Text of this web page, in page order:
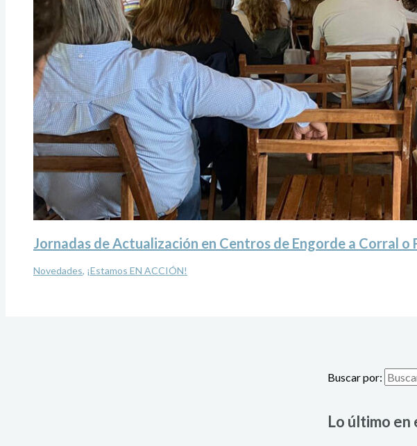
Jornadas de Actualización en Centros de Engorde a Corral o
Novedades, ¡Estamos EN ACCIÓN!
Buscar por:
Lo último en